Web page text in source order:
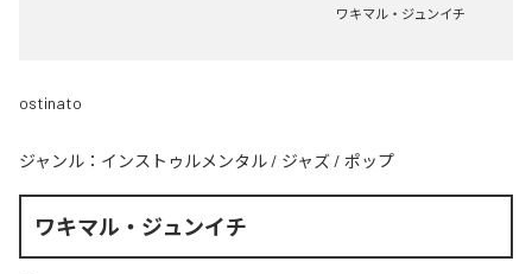
ワキマル・ジュンイチ
ostinato
ジャンル： インストゥルメンタル / ジャズ / ポップ
ワキマル・ジュンイチ